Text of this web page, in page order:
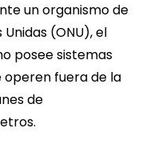
un organismo de
(ONU), el
posee sistemas
fuera de la
de